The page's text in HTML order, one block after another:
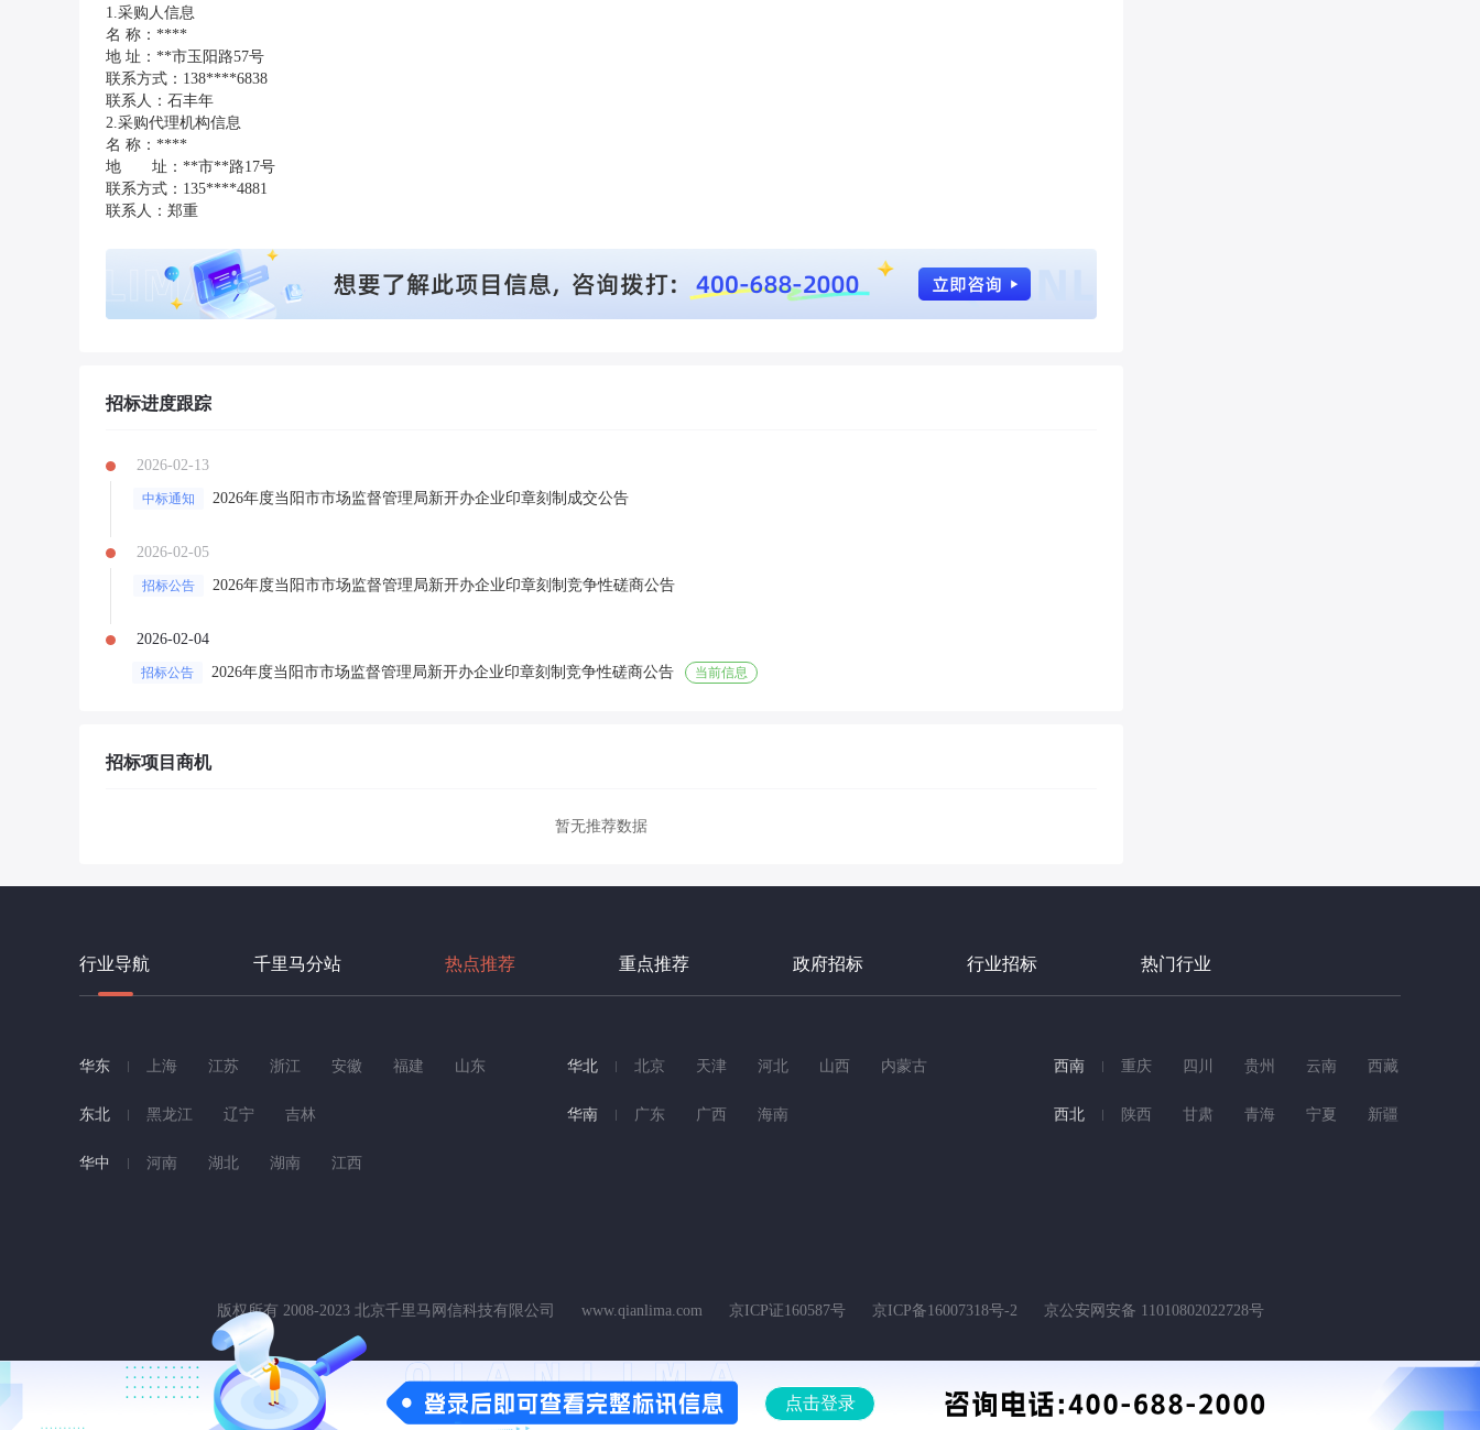
1.采购人信息
名 称：****
地 址：**市玉阳路57号
联系方式：138****6838
联系人：石丰年
2.采购代理机构信息
名 称：****
地 址：**市**路17号
联系方式：135****4881
联系人：郑重
招标进度跟踪
2026-02-13
中标通知 2026年度当阳市市场监督管理局新开办企业印章刻制成交公告
2026-02-05
招标公告 2026年度当阳市市场监督管理局新开办企业印章刻制竞争性磋商公告
2026-02-04
招标公告 2026年度当阳市市场监督管理局新开办企业印章刻制竞争性磋商公告 当前信息
招标项目商机
暂无推荐数据
行业导航 千里马分站 热点推荐 重点推荐 政府招标 行业招标 热门行业
华东 上海 江苏 浙江 安徽 福建 山东 华北 北京 天津 河北 山西 内蒙古 西南 重庆 四川 贵州 云南 西藏
东北 黑龙江 辽宁 吉林 华南 广东 广西 海南 西北 陕西 甘肃 青海 宁夏 新疆
华中 河南 湖北 湖南 江西
版权所有 2008-2023 北京千里马网信科技有限公司 www.qianlima.com 京ICP证160587号 京ICP备16007318号-2 京公安网安备 11010802022728号
地址：北京市海淀区上地东路1号院1号楼8层A801-5 客服电话：400-688-2000
点击登录